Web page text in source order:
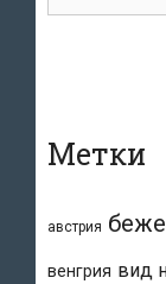
для:
Метки
австрия
венгрия вид